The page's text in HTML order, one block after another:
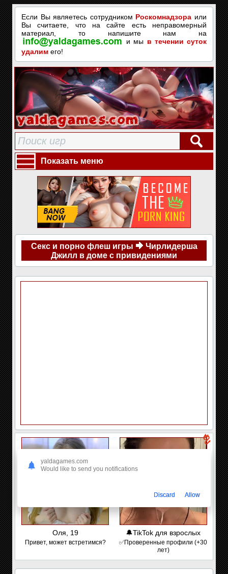
Если Вы являетесь сотрудником Роскомнадзора или
Вы считаете, что на сайте есть неправомерный
материал, то напишите нам на
и мы в течении суток
удалим его!
Показать меню
Секс и порно флеш игры
Чирлидерша
Джилл в доме с привидениями
Оля, 19
Привет, может встретимся?
🔔TikTok для взрослых
✅Проверенные профили (+30
лет)
yaldagames.com
Would like to send you notifications
Discard Allow